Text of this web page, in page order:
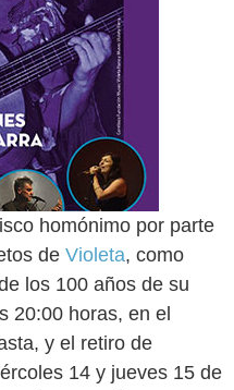
homónimo por parte
de Violeta, como
los 100 años de su
20:00 horas, en el
y el retiro de
14 y jueves 15 de